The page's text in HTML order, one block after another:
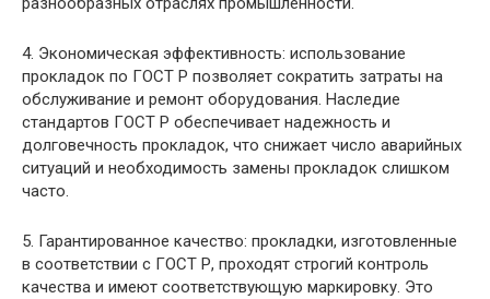
4. Экономическая эффективность: использование
прокладок по ГОСТ Р позволяет сократить затраты на
обслуживание и ремонт оборудования. Наследие
стандартов ГОСТ Р обеспечивает надежность и
долговечность прокладок, что снижает число аварийных
ситуаций и необходимость замены прокладок слишком
часто.
5. Гарантированное качество: прокладки, изготовленные
в соответствии с ГОСТ Р, проходят строгий контроль
качества и имеют соответствующую маркировку. Это